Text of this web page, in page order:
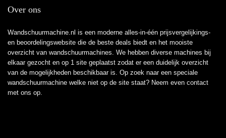
Over ons
Wandschuurmachine.nl is een moderne alles-in-één prijsvergelijkings-
en beoordelingswebsite die de beste deals biedt en het mooiste
overzicht van wandschuurmachines. We hebben diverse machines bij
elkaar gezocht en op 1 site geplaatst zodat er een duidelijk overzicht
van de mogelijkheden beschikbaar is. Op zoek naar een speciale
wandschuurmachine welke niet op de site staat? Neem even contact
met ons op.